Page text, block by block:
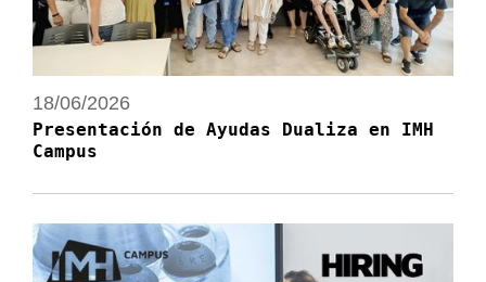
18/06/2026
Presentación de Ayudas Dualiza en IMH
Campus